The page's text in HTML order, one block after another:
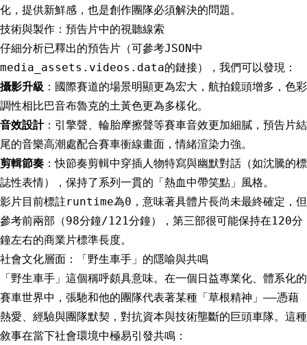
化，提供新鮮感，也是創作團隊必須解決的問題。
技術與製作：預告片中的視聽線索
仔細分析已釋出的預告片（可參考JSON中
media_assets.videos.data的鏈接），我們可以發現：
攝影升級 ：國際賽道的場景明顯更為宏大，航拍鏡頭增多，色彩
調性相比巴音布魯克的土黃色更為多樣化。
音效設計：引擎聲、輪胎摩擦聲等賽車音效更加細膩，預告片結
尾的音樂高潮處配合賽車衝線畫面，情緒渲染力強。
剪輯節奏 ：快節奏剪輯中穿插人物特寫與幽默對話（如沈騰的標
誌性表情），保持了系列一貫的「熱血中帶笑點」風格。
影片目前標註runtime為0，意味著具體片長尚未最終確定，但
參考前兩部（98分鐘/121分鐘），第三部很可能保持在120分
鐘左右的商業片標準長度。
社會文化層面：「野生車手」的隱喻與共鳴
「野生車手」這個稱呼頗具意味。在一個日益專業化、體系化的
賽車世界中，張馳和他的團隊代表著某種「草根精神」——憑藉
熱愛、經驗與團隊默契，對抗資本與技術壟斷的巨頭車隊。這種
敘事在當下社會環境中極易引發共鳴：